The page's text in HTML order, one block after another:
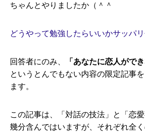
ちゃんとやりましたか（＾＾
どうやって勉強したらいいかサッパ
回答者にのみ、
「あなたに恋人がで
というとんでもない内容の限定記事
ます。
この記事は、「対話の技法」と「恋
幾分含んではいますが、それぞれ全く